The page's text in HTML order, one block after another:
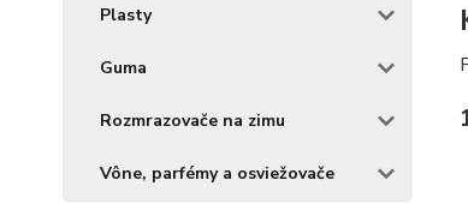
Plasty
Guma
Rozmrazovače na zimu
Vône, parfémy a osviežovače